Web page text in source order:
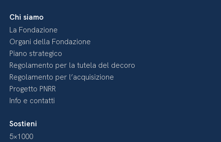
Chi siamo
La Fondazione
Organi della Fondazione
Piano strategico
Regolamento per la tutela del decoro
Regolamento per l’acquisizione
Progetto PNRR
Info e contatti
Sostieni
5×1000